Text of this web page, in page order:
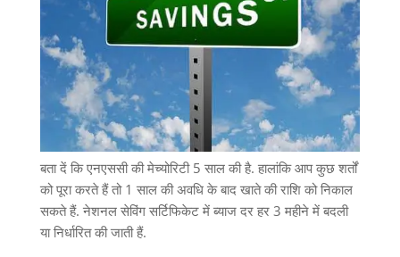
बता दें कि एनएससी की मेच्योरिटी 5 साल की है. हालांकि आप कुछ शर्तों
को पूरा करते हैं तो 1 साल की अवधि के बाद खाते की राशि को निकाल
सकते हैं. नेशनल सेविंग सर्टिफिकेट में ब्याज दर हर 3 महीने में बदली
या निर्धारित की जाती हैं.